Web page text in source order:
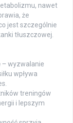
nawet
że
jest szczególnie
tłuszczowej.
– wyzwalanie
wpływa
treningów
i lepszym